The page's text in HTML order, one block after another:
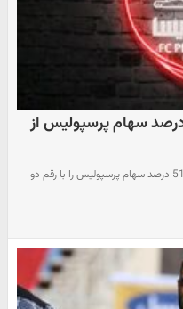
زنده مراسم واگذاری 51 درصد سهام پرسپولیس از
سازمان خصوصی سازی از ساعت 14:00 امروز، 51 درصد سهام پرسپولیس را با رقم دو